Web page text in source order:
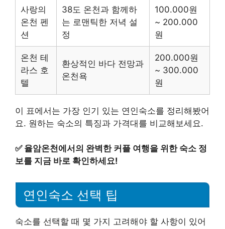
사랑의
온천 펜
션
38도 온천과 함께하
는 로맨틱한 저녁 설
정
100.000원
~ 200.000
원
온천 테
라스 호
텔
환상적인 바다 전망과
온천욕
200.000원
~ 300.000
원
이 표에서는 가장 인기 있는 연인숙소를 정리해봤어
요. 원하는 숙소의 특징과 가격대를 비교해보세요.
✅ 율암온천에서의 완벽한 커플 여행을 위한 숙소 정
보를 지금 바로 확인하세요!
연인숙소 선택 팁
숙소를 선택할 때 몇 가지 고려해야 할 사항이 있어